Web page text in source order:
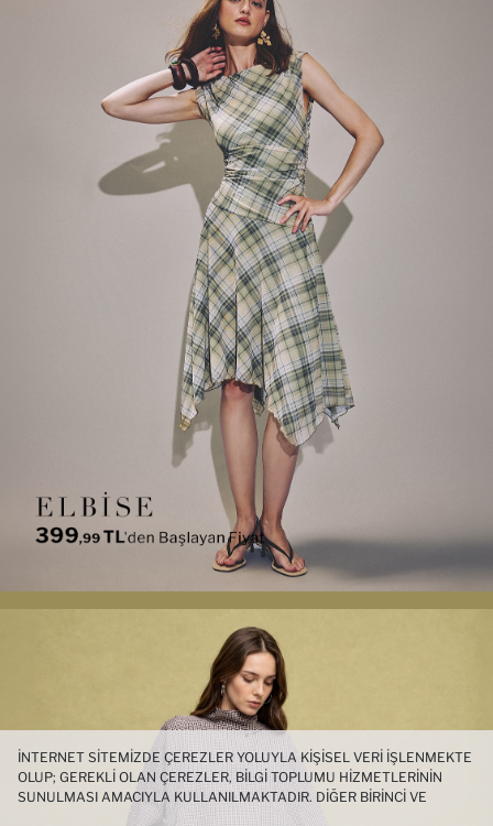
İNTERNET SITEMIZDE ÇEREZLER YOLUYLA KIŞISEL VERI IŞLENMEKTE
OLUP; GEREKLI OLAN ÇEREZLER, BILGI TOPLUMU HIZMETLERININ
SUNULMASI AMACIYLA KULLANILMAKTADIR. DIĞER BIRINCI VE
ÜÇÜNCÜ TARAF ÇEREZLER ISE SIZE DAHA IYI BIR ALIŞVERIŞ